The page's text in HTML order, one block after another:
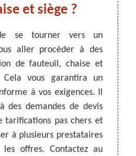
, REMPAILLAGE -
59 NORD
et siège ?
se tourner vers un
aller procéder à des
de fauteuil, chaise et
vous garantira un
à vos exigences. Il
des demandes de devis
tarifications pas chers et
à plusieurs prestataires
offres. Contactez au
Si
Nord
de
il est
du
ou si